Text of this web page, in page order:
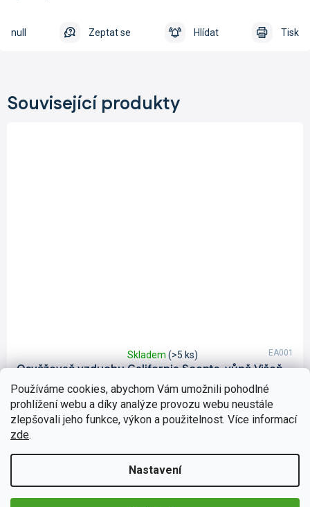
Používáme cookies, abychom Vám umožnili pohodlné
prohlížení webu a díky analýze provozu webu neustále
zlepšovali jeho funkce, výkon a použitelnost. Více informací
zde.
Nastavení
Tisk
Zeptat se Hlídat
null
Související produkty
Osvěžovač vzduchu California Scents, vůně Višeň
hodnocení
produktu
je
5,0
z
5
Skladem (>5 ks)
65 Kč Do košíku
Vůně California Scents jsou osvědčené osvěžovače vzduchu s
koncentrovanou a jemnou vůní. Vůně jsou 100% organické.
Stačí otevřít plechovku s vonným olejem California Scents,...
EA001